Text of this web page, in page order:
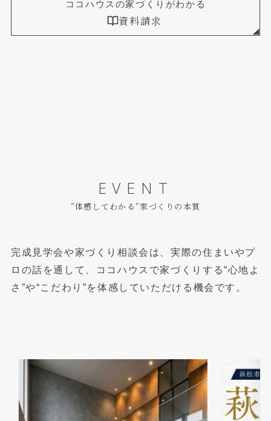
ココハウスの家づくりがわかる
資料請求
EVENT
”体感してわかる”家づくりの本質
完成見学会や家づくり相談会は、実際の住まいやプ
ロの話を通して、
ココハウスで家づくりする“心地よ
さ”や“こだわり”を体感していただける機会です。